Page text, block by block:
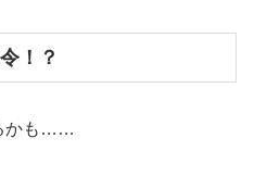
！？
かも……